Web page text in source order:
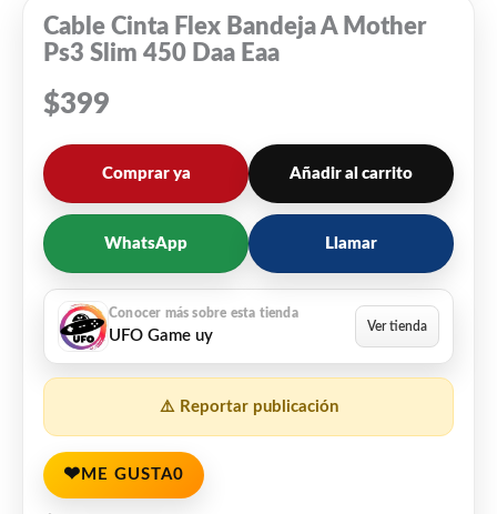
Cable Cinta Flex Bandeja A Mother
Ps3 Slim 450 Daa Eaa
$399
Comprar ya Añadir al carrito
WhatsApp Llamar
UFO Game uy
⚠️ Reportar publicación
❤ ME GUSTA0